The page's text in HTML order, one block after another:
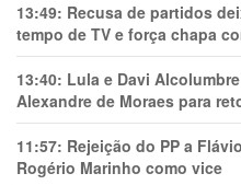
13:49: Recusa de partidos
tempo de TV e força chapa
13:40: Lula e Davi
Alexandre de Moraes para
11:57: Rejeição do PP a
Rogério Marinho como vice